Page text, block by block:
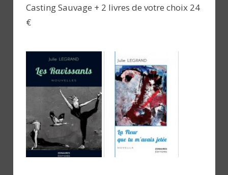
Casting Sauvage + 2 livres de votre choix 24
€